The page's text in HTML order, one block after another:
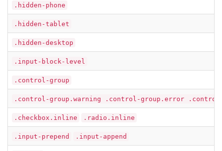
.hidden-phone
.hidden-tablet
.hidden-desktop
.input-block-level
.control-group
.control-group.warning .control-group.error .control-
.checkbox.inline .radio.inline
.input-prepend .input-append